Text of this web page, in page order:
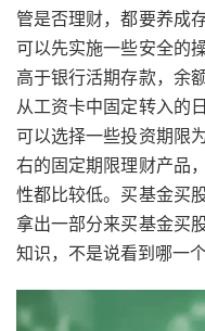
管是否理财，都要养成
可以先实施一些安全的
高于银行活期存款，余
从工资卡中固定转入的
可以选择一些投资期限
右的固定期限理财产品
性都比较低。买基金买
拿出一部分来买基金买
知识，不是说看到哪一